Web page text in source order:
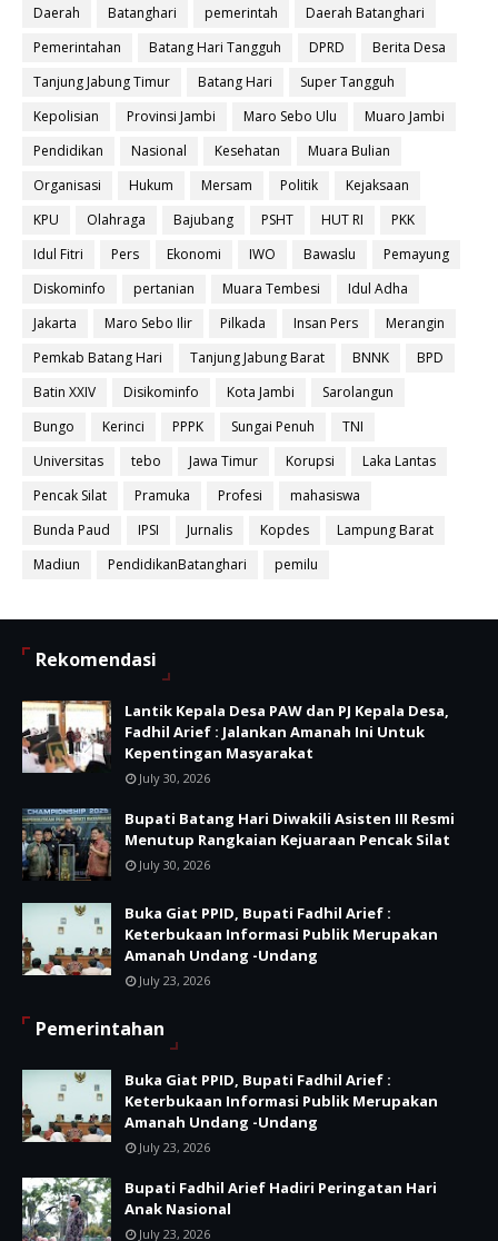
Daerah Batanghari pemerintah
Daerah Batanghari
Pemerintahan
Batang Hari Tangguh DPRD
Berita Desa
Tanjung Jabung Timur
Batang Hari
Super Tangguh
Kepolisian
Provinsi Jambi Maro Sebo Ulu
Muaro Jambi
Pendidikan
Nasional Kesehatan
Muara Bulian
Organisasi
Hukum Mersam Politik
Kejaksaan
KPU
Olahraga Bajubang PSHT HUT RI
PKK
Idul Fitri
Pers Ekonomi IWO Bawaslu
Pemayung
Diskominfo
pertanian Muara Tembesi
Idul Adha
Jakarta
Maro Sebo Ilir Pilkada Insan Pers
Merangin
Pemkab Batang Hari
Tanjung Jabung Barat BNNK
BPD
Batin XXIV
Disikominfo Kota Jambi
Sarolangun
Bungo
Kerinci PPPK Sungai Penuh
TNI
Universitas
tebo Jawa Timur Korupsi
Laka Lantas
Pencak Silat
Pramuka Profesi
mahasiswa
Bunda Paud
IPSI Jurnalis Kopdes
Lampung Barat
Madiun
PendidikanBatanghari pemilu
Rekomendasi
Lantik Kepala Desa PAW dan PJ Kepala Desa,
Fadhil Arief : Jalankan Amanah Ini Untuk
Kepentingan Masyarakat
July 30, 2026
Bupati Batang Hari Diwakili Asisten III Resmi
Menutup Rangkaian Kejuaraan Pencak Silat
July 30, 2026
Buka Giat PPID, Bupati Fadhil Arief :
Keterbukaan Informasi Publik Merupakan
Amanah Undang -Undang
July 23, 2026
Pemerintahan
Buka Giat PPID, Bupati Fadhil Arief :
Keterbukaan Informasi Publik Merupakan
Amanah Undang -Undang
July 23, 2026
Bupati Fadhil Arief Hadiri Peringatan Hari
Anak Nasional
July 23, 2026